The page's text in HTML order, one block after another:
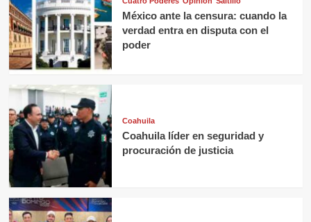
México ante la censura: cuando la
verdad entra en disputa con el
poder
Coahuila
Coahuila líder en seguridad y
procuración de justicia